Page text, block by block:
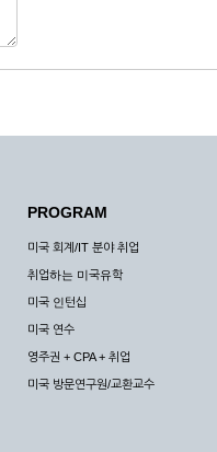
이용의 폭주 등의 정상적인 서비
또는 제 3자가 입은 손해에 대하
속적, 안정적으로 서비스를 제
. 다만, 관계법령에 의하여 국
PROGRAM
미국 회계/IT 분야 취업
취업하는 미국유학
미국 인턴십
미국 연수
영주권 + CPA + 취업
미국 방문연구원/교환교수